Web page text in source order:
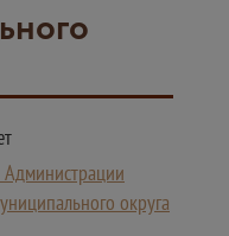
округа